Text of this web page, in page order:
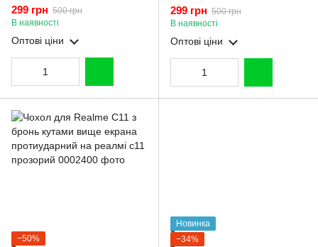
підставкою та магнитом
чорна gd2
299 грн 500 грн
В наявності
Оптові ціни
підставкою та магнитом
чорна gd2
299 грн 500 грн
В наявності
Оптові ціни
−50%
Новинка
−34%